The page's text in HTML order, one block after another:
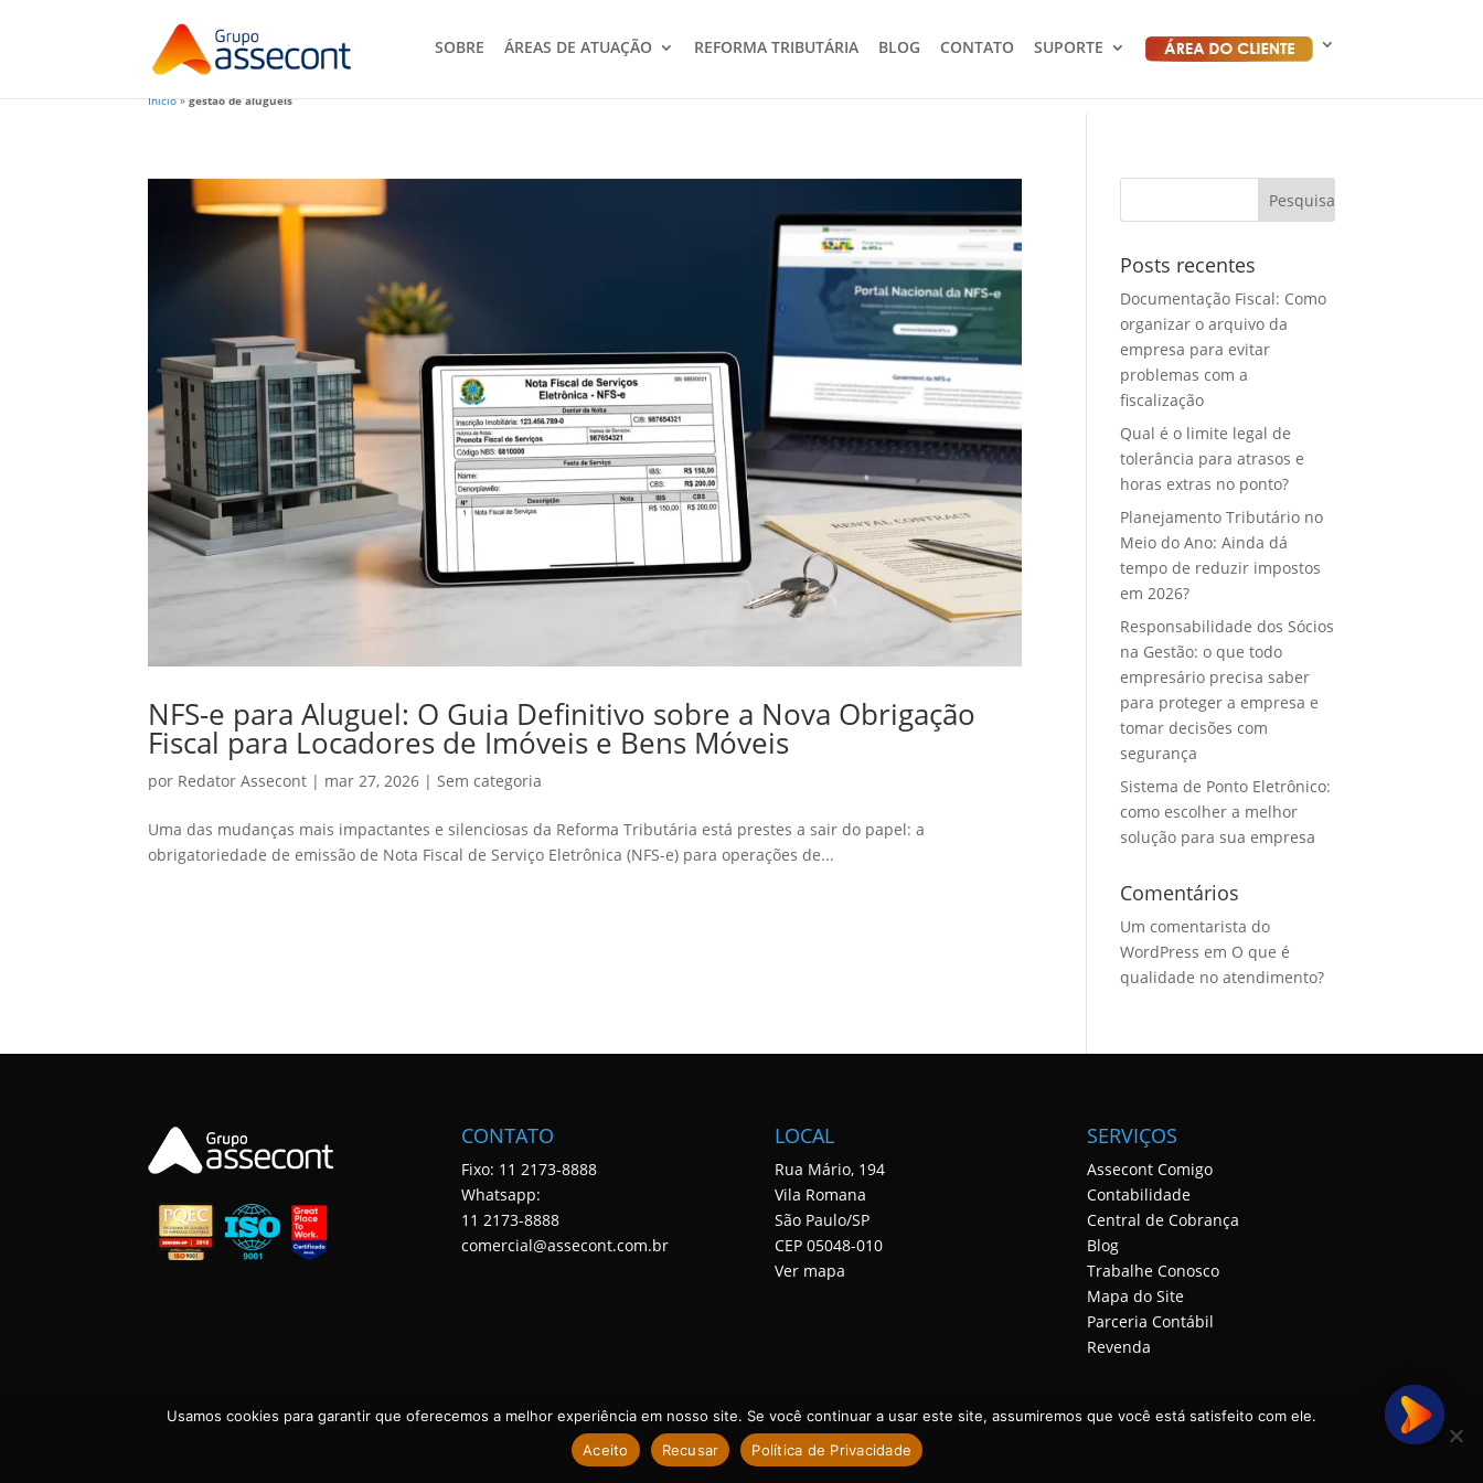
SOBRE ÁREAS DE ATUAÇÃO REFORMA TRIBUTÁRIA BLOG CONTATO SUPORTE
Início»gestão de aluguéis
NFS-e para Aluguel: O Guia Definitivo sobre a Nova Obrigação
Fiscal para Locadores de Imóveis e Bens Móveis
por Redator Assecont | mar 27, 2026 | Sem categoria
Uma das mudanças mais impactantes e silenciosas da Reforma Tributária está prestes a sair do papel: a
obrigatoriedade de emissão de Nota Fiscal de Serviço Eletrônica (NFS-e) para operações de...
Posts recentes
Documentação Fiscal: Como
organizar o arquivo da
empresa para evitar
problemas com a
fiscalização
Qual é o limite legal de
tolerância para atrasos e
horas extras no ponto?
Planejamento Tributário no
Meio do Ano: Ainda dá
tempo de reduzir impostos
em 2026?
Responsabilidade dos Sócios
na Gestão: o que todo
empresário precisa saber
para proteger a empresa e
tomar decisões com
segurança
Sistema de Ponto Eletrônico:
como escolher a melhor
solução para sua empresa
Comentários
Um comentarista do
WordPress em O que é
qualidade no atendimento?
CONTATO
Fixo: 11 2173-8888
Whatsapp:
11 2173-8888
comercial@assecont.com.br
LOCAL
Rua Mário, 194
Vila Romana
São Paulo/SP
CEP 05048-010
Ver mapa
SERVIÇOS
Assecont Comigo
Contabilidade
Central de Cobrança
Blog
Trabalhe Conosco
Mapa do Site
Parceria Contábil
Revenda
ASSECONT CONTABILIDADE E TECNOLOGIA • TODOS OS DIREITOS RESERVADOS. DESENVOLVIDO POR ASSECONT.
Usamos cookies para garantir que oferecemos a melhor experiência em nosso site. Se você continuar a usar este site, assumiremos que você está satisfeito com ele.
Aceito
Recusar Política de Privacidade